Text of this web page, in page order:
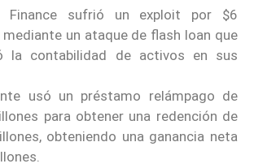
Finance sufrió un exploit por $6
un ataque de flash loan que
la contabilidad de activos en sus
usó un préstamo relámpago de
para obtener una redención de
obteniendo una ganancia neta